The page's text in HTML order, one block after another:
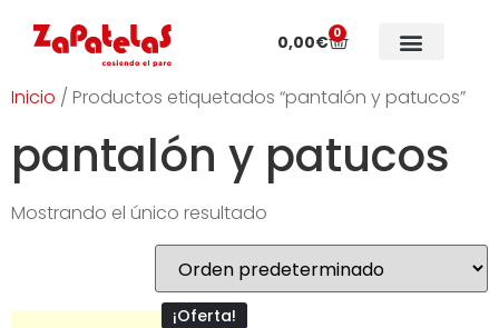
0,00€ 0
Inicio / Productos etiquetados “pantalón y patucos”
pantalón y patucos
Mostrando el único resultado
¡Oferta!